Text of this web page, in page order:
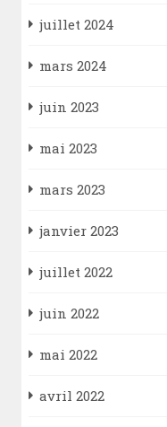
juillet 2024
mars 2024
juin 2023
mai 2023
mars 2023
janvier 2023
juillet 2022
juin 2022
mai 2022
avril 2022